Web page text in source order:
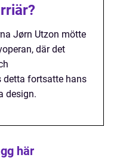
Jørn Utzon mötte
där det
detta fortsatte hans
design.
här